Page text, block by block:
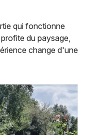
qui fonctionne
du paysage,
change d'une